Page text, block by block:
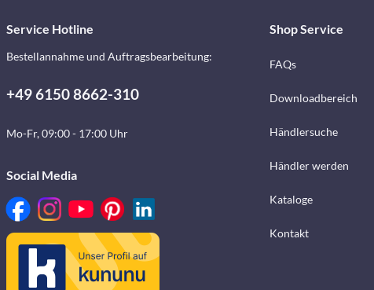
Service Hotline
Bestellannahme und Auftragsbearbeitung:
+49 6150 8662-310
Mo-Fr, 09:00 - 17:00 Uhr
Social Media
Shop Service
FAQs
Downloadbereich
Händlersuche
Händler werden
Kataloge
Kontakt